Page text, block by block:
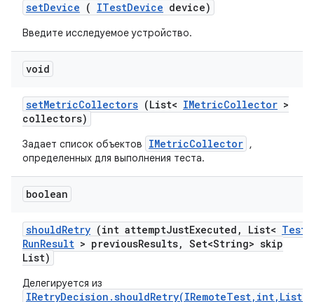
setDevice ( ITestDevice device)
Введите исследуемое устройство.
void
setMetricCollectors (List< IMetricCollector >
collectors)
Задает список объектов IMetricCollector ,
определенных для выполнения теста.
boolean
shouldRetry (int attemptJustExecuted , List< Test
RunResult > previousResults, Set<String> skip
List)
Делегируется из
IRetryDecision.shouldRetry(IRemoteTest,int,List)